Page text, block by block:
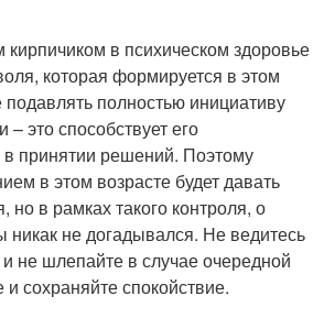
в психическом здоровье
которая формируется в этом
полностью инициативу
– это способствует его
в принятии решений. Поэтому
в этом возрасте будет давать
но в рамках такого контроля, о
никак не догадывался. Не ведитесь
и не шлепайте в случае очередной
сохраняйте спокойствие.